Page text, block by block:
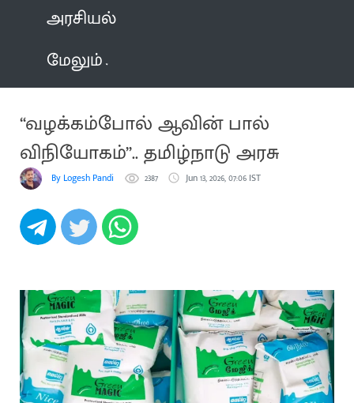
அரசியல்
மேலும்
“வழக்கம்போல் ஆவின் பால்
விநியோகம்”.. தமிழ்நாடு அரசு
By Logesh Pandi 2387 Jun 13, 2026, 07:06 IST